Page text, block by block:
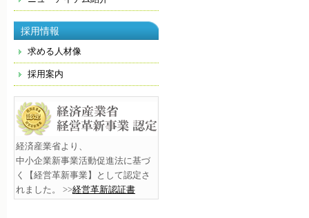
採用情報
求める人材像
採用案内
経済産業省より、
中小企業新事業活動促進法に基づ
く【経営革新事業】として認定さ
れました。 >>経営革新認証書